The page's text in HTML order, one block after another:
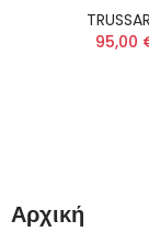
95,00
Αρχική